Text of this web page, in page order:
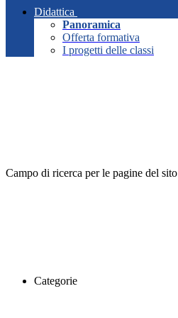
Didattica
Panoramica
Offerta formativa
I progetti delle classi
Campo di ricerca per le pagine del sito
Categorie